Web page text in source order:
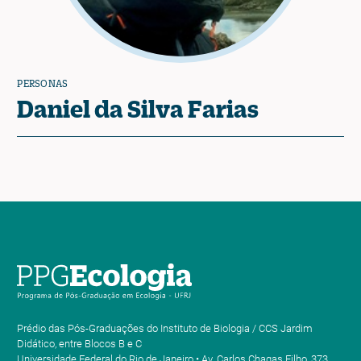
PERSONAS
Daniel da Silva Farias
Prédio das Pós-Graduações do Instituto de Biologia / CCS Jardim
Didático, entre Blocos B e C